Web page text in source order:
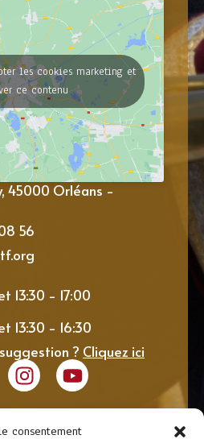
consentement
les cookies marketing et
ce contenu
45000 Orléans -
56
13:30 - 17:00
13:30 - 16:30
? Cliquez ici